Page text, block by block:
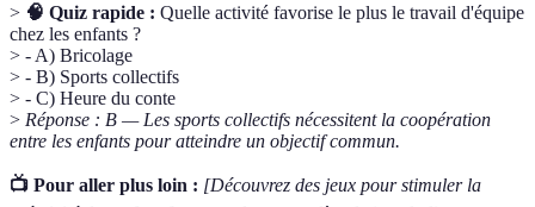
> 🧠 Quiz rapide : Quelle activité favorise le plus le travail d'équipe
chez les enfants ?
> - A) Bricolage
> - B) Sports collectifs
> - C) Heure du conte
> Réponse : B — Les sports collectifs nécessitent la coopération
entre les enfants pour atteindre un objectif commun.
📺 Pour aller plus loin : [Découvrez des jeux pour stimuler la